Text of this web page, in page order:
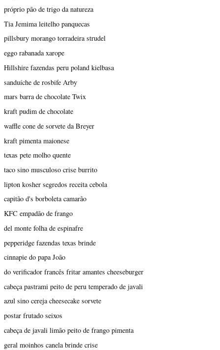
próprio pão de trigo da natureza
Tia Jemima leitelho panquecas
pillsbury morango torradeira strudel
eggo rabanada xarope
Hillshire fazendas peru poland kielbasa
sanduíche de rosbife Arby
mars barra de chocolate Twix
kraft pudim de chocolate
waffle cone de sorvete da Breyer
kraft pimenta maionese
texas pete molho quente
taco sino musculoso crise burrito
lipton kosher segredos receita cebola
capitão d's borboleta camarão
KFC empadão de frango
del monte folha de espinafre
pepperidge fazendas texas brinde
cinnapie do papa João
do verificador francês fritar amantes cheeseburger
cabeça pastrami peito de peru temperado de javali
azul sino cereja cheesecake sorvete
postar frutado seixos
cabeça de javali limão peito de frango pimenta
geral moinhos canela brinde crise